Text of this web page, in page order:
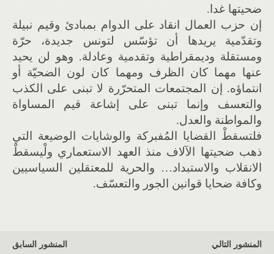
ضحيتها غدا.
إن حزب العمال انقاد على الدوام بمبادئ وقيم نبيلة
وتقدّمية يريدها أن تؤسّس لتونس جديدة، حرّة
ومستقلة وديمقراطية وتقدمية وعادلة. وهو لن يحيد
عنها مهما كان الظرف ومهما كان لون الضحيّة أو
انتماؤه. إن المجتمعات المتحرّرة لا تبنى على الكذب
والتعسف وإنما تبنى على إشاعة قيم المساواة
والمواطنة والعدل.
فلتسقطْ القضايا المُفبركة والوشايات الوضيعة التي
ذهب ضحيتها الآلاف منذ العهد الاستعماري ولْيسقطْ
الانقلاب والاستبداد… والحرية للمعتقلين السياسيين
وكافة ضحايا قوانين الجور والتعسّف.
المنشور السابق
المنشور التالي